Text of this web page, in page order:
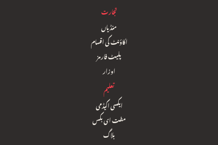
تجارت
منڈیاں
اکاؤنٹ کی اقسام
پلیٹ فارمز
اوزار
تعلیم
ایکسی اکیڈمی
مفت ای بکس
بلاگ